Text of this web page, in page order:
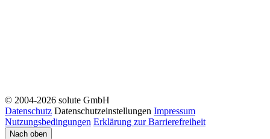
© 2004-2026 solute GmbH
Datenschutz Datenschutzeinstellungen Impressum
Nutzungsbedingungen Erklärung zur Barrierefreiheit
Nach oben